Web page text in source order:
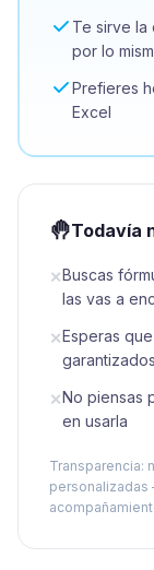
Te sirve la
por lo
Prefieres
Excel
🤚Todavía
✕Buscas
las vas a
✕Esperas
✕No piensas
en usarla
Transparencia: